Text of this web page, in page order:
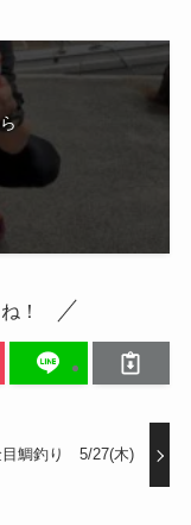
！
目鯛釣り 5/27(木)